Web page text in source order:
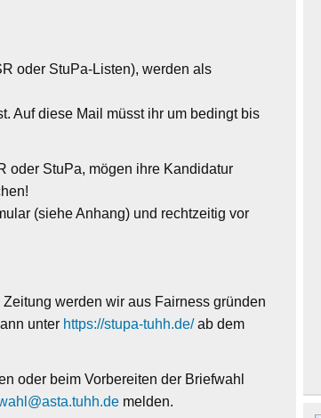
oder StuPa-Listen), werden als
Auf diese Mail müsst ihr um bedingt bis
oder StuPa, mögen ihre Kandidatur
(siehe Anhang) und rechtzeitig vor
werden wir aus Fairness gründen
unter https://stupa-tuhh.de/ab dem
oder beim Vorbereiten der Briefwahl
melden.